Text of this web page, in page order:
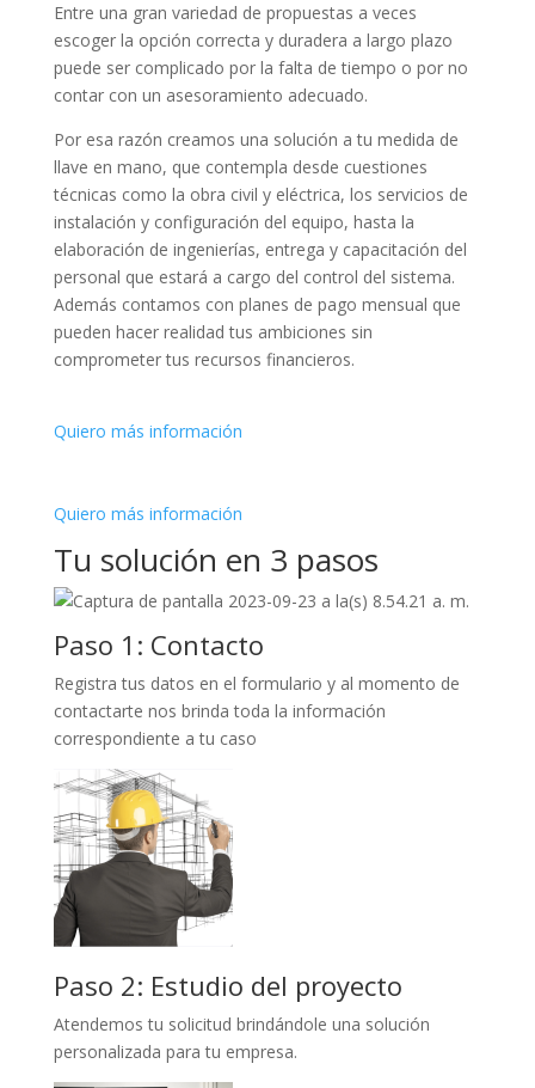
Entre una gran variedad de propuestas a veces
escoger la opción correcta y duradera a largo plazo
puede ser complicado por la falta de tiempo o por no
contar con un asesoramiento adecuado.
Por esa razón creamos una solución a tu medida de
llave en mano, que contempla desde cuestiones
técnicas como la obra civil y eléctrica, los servicios de
instalación y configuración del equipo, hasta la
elaboración de ingenierías, entrega y capacitación del
personal que estará a cargo del control del sistema.
Además contamos con planes de pago mensual que
pueden hacer realidad tus ambiciones sin
comprometer tus recursos financieros.
Quiero más información
Quiero más información
Tu solución en 3 pasos
Paso 1: Contacto
Registra tus datos en el formulario y al momento de
contactarte nos brinda toda la información
correspondiente a tu caso
Paso 2: Estudio del proyecto
Atendemos tu solicitud brindándole una solución
personalizada para tu empresa.